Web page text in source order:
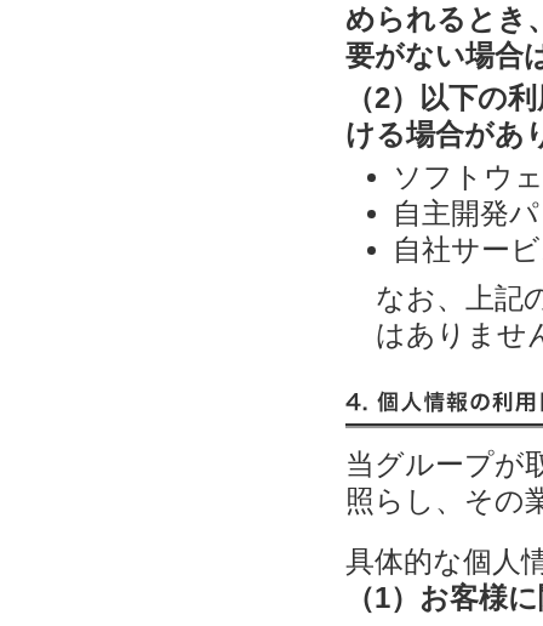
められるとき
要がない場合
（2）以下の
ける場合があ
ソフトウ
自主開発
自社サー
なお、上記
はありませ
4. 個人情報の利用目的
当グループが
照らし、その
具体的な個人
（1）お客様